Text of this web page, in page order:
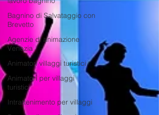
Bagnino di Salvataggio con
Brevetto
Agenzie di animazione
Venezia
Animatori villaggi turistici
Animatori per villaggi
turistici
Intrattenimento per villaggi